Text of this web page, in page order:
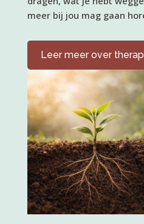
meer bij jou mag gaan
Leer meer over